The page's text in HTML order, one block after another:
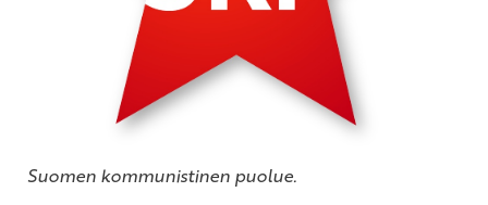
Suomen kommunistinen puolue.